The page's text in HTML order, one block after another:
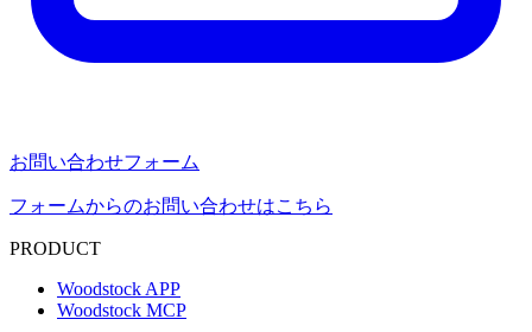
お問い合わせフォーム
フォームからのお問い合わせはこちら
PRODUCT
Woodstock APP
Woodstock MCP